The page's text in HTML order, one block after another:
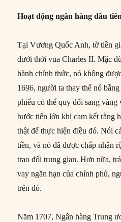
Hoạt động ngân hàng đầu
Tại Vương Quốc Anh, tờ tiền
dưới thời vua Charles II. Mặc
hành chính thức, nó không
1696, người ta thay thế nó
phiếu có thể quy đổi sang vàng
bước tiến lớn khi cam kết rằng
thật để thực hiện điều đó. Nói
tiền, và nó đã được chấp nhận
trao đổi trung gian. Hơn nữa,
vay ngắn hạn của chính phủ,
trên đó.
Năm 1707, Ngân hàng Trung